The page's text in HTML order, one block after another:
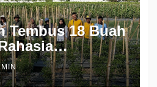
Tembus 18 Buah
Industri